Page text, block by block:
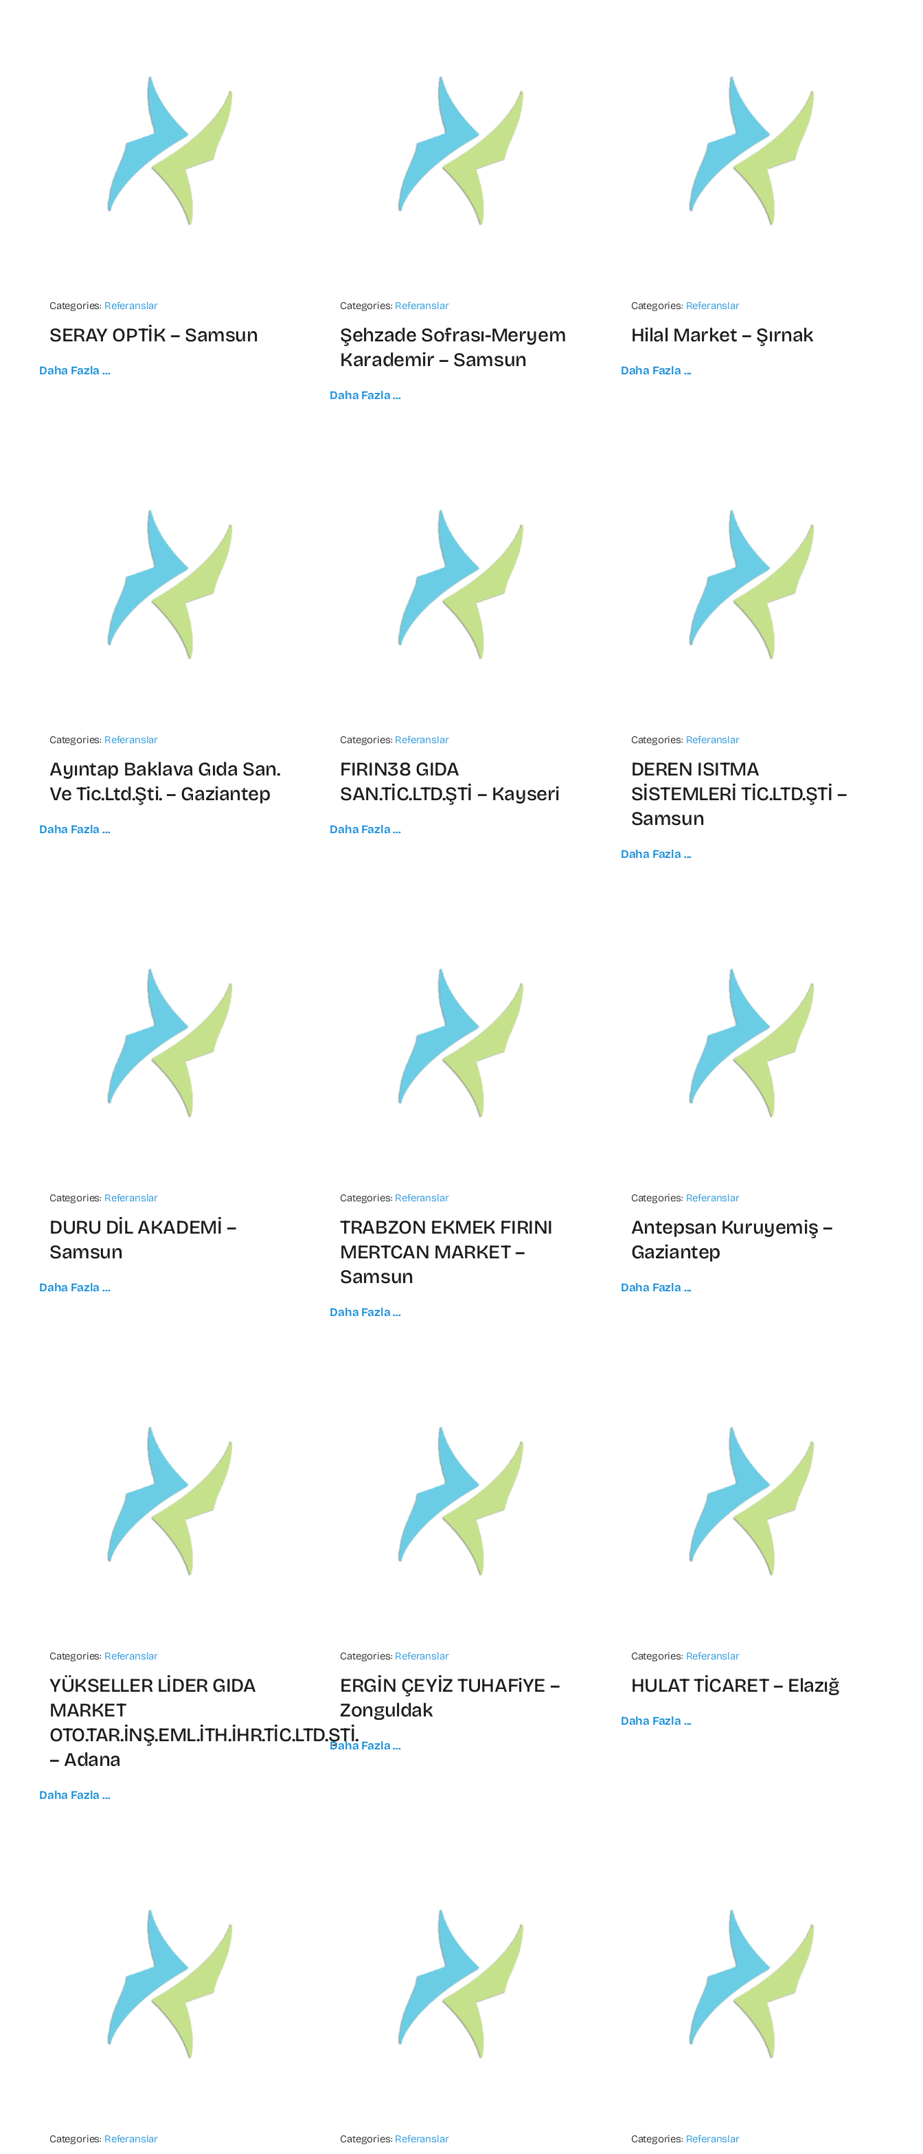
Categories: Referanslar
SERAY OPTİK – Samsun
Daha Fazla ...
Categories: Referanslar
Şehzade Sofrası-Meryem
Karademir – Samsun
Daha Fazla ...
Categories: Referanslar
Hilal Market – Şırnak
Daha Fazla ...
Categories: Referanslar
Ayıntap Baklava Gıda San.
Ve Tic.Ltd.Şti. – Gaziantep
Daha Fazla ...
Categories: Referanslar
FIRIN38 GIDA
SAN.TİC.LTD.ŞTİ – Kayseri
Daha Fazla ...
Categories: Referanslar
DEREN ISITMA
SİSTEMLERİ TİC.LTD.ŞTİ –
Samsun
Daha Fazla ...
Categories: Referanslar
DURU DİL AKADEMİ –
Samsun
Daha Fazla ...
Categories: Referanslar
TRABZON EKMEK FIRINI
MERTCAN MARKET –
Samsun
Daha Fazla ...
Categories: Referanslar
Antepsan Kuruyemiş –
Gaziantep
Daha Fazla ...
Categories: Referanslar
YÜKSELLER LİDER GIDA
MARKET
OTO.TAR.İNŞ.EML.İTH.İHR.TİC.LTD.ŞTİ.
– Adana
Daha Fazla ...
Categories: Referanslar
ERGİN ÇEYİZ TUHAFiYE –
Zonguldak
Daha Fazla ...
Categories: Referanslar
HULAT TİCARET – Elazığ
Daha Fazla ...
Categories: Referanslar Categories: Referanslar Categories: Referanslar